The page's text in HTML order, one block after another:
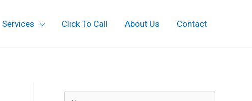
Services Click To Call About Us Contact